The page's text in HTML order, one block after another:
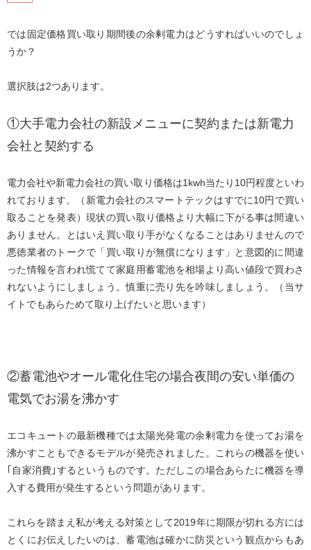
では固定価格買い取り期間後の余剰電力はどうすればいいのでしょ
うか？
選択肢は2つあります。
①大手電力会社の新設メニューに契約または新電力
会社と契約する
電力会社や新電力会社の買い取り価格は1kwh当たり10円程度といわ
れております。（新電力会社のスマートテックはすでに10円で買い
取ることを発表）現状の買い取り価格より大幅に下がる事は間違い
ありません。とはいえ買い取り手がなくなることはありませんので
悪徳業者のトークで「買い取りが無償になります」と意図的に間違
った情報を言われ慌てて家庭用蓄電池を相場より高い値段で買わさ
れないようにしましょう。慎重に売り先を吟味しましょう。（当サ
イトでもあらためて取り上げたいと思います）
②蓄電池やオール電化住宅の場合夜間の安い単価の
電気でお湯を沸かす
エコキュートの最新機種では太陽光発電の余剰電力を使ってお湯を
沸かすこともできるモデルが発売されました。これらの機器を使い
｢自家消費｣するというものです。ただしこの場合あらたに機器を導
入する費用が発生するという問題があります。
これらを踏まえ私が考える対策として2019年に期限が切れる方には
とくにお伝えしたいのは、蓄電池は確かに防災という観点からもあ